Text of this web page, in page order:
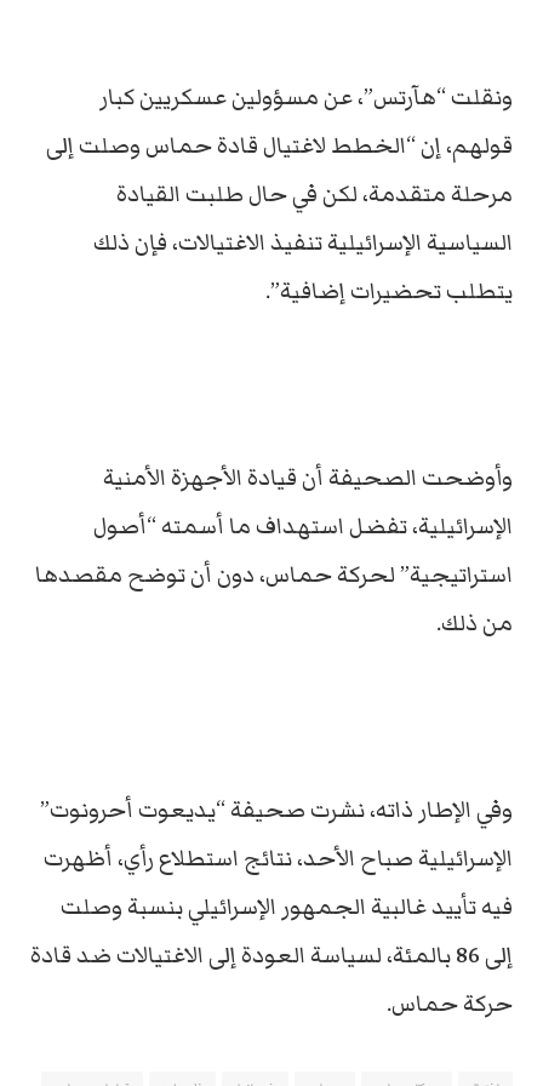
ونقلت “هآرتس”، عن مسؤولين عسكريين كبار
قولهم، إن “الخطط لاغتيال قادة حماس وصلت إلى
مرحلة متقدمة، لكن في حال طلبت القيادة
السياسية الإسرائيلية تنفيذ الاغتيالات، فإن ذلك
يتطلب تحضيرات إضافية”.
وأوضحت الصحيفة أن قيادة الأجهزة الأمنية
الإسرائيلية، تفضل استهداف ما أسمته “أصول
استراتيجية” لحركة حماس، دون أن توضح مقصدها
من ذلك.
وفي الإطار ذاته، نشرت صحيفة “يديعوت أحرونوت”
الإسرائيلية صباح الأحد، نتائج استطلاع رأي، أظهرت
فيه تأييد غالبية الجمهور الإسرائيلي بنسبة وصلت
إلى 86 بالمئة، لسياسة العودة إلى الاغتيالات ضد قادة
حركة حماس.